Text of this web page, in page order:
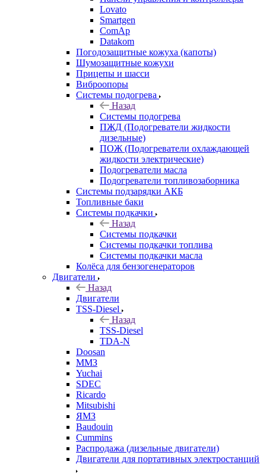
Lovato
Smartgen
ComAp
Datakom
Погодозащитные кожуха (капоты)
Шумозащитные кожухи
Прицепы и шасси
Виброопоры
Системы подогрева
Назад
Системы подогрева
ПЖД (Подогреватели жидкости
дизельные)
ПОЖ (Подогреватели охлаждающей
жидкости электрические)
Подогреватели масла
Подогреватели топливозаборника
Системы подзарядки АКБ
Топливные баки
Системы подкачки
Назад
Системы подкачки
Системы подкачки топлива
Системы подкачки масла
Колёса для бензогенераторов
Двигатели
Назад
Двигатели
TSS-Diesel
Назад
TSS-Diesel
TDA-N
Doosan
ММЗ
Yuchai
SDEC
Ricardo
Mitsubishi
ЯМЗ
Baudouin
Cummins
Распродажа (дизельные двигатели)
Двигатели для портативных электростанций